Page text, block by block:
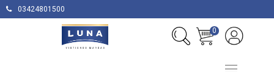
03424801500
0